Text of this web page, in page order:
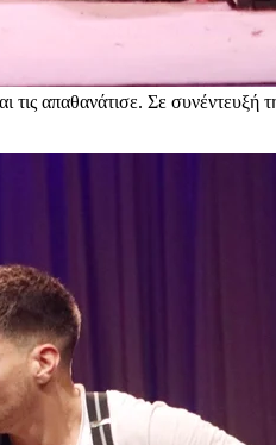
τις απαθανάτισε. Σε συνέντευξή